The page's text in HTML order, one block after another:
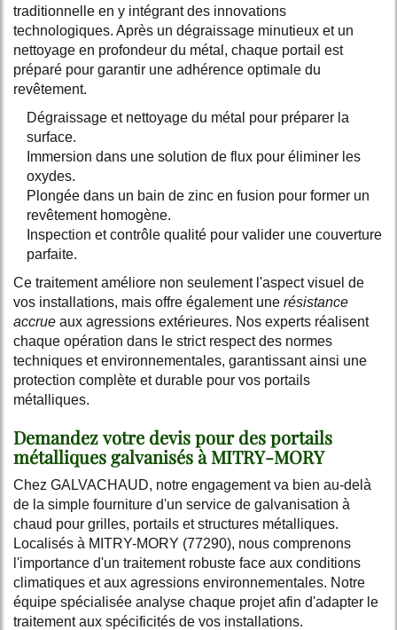
traditionnelle en y intégrant des innovations
technologiques. Après un dégraissage minutieux et un
nettoyage en profondeur du métal, chaque portail est
préparé pour garantir une adhérence optimale du
revêtement.
Dégraissage et nettoyage du métal pour préparer la
surface.
Immersion dans une solution de flux pour éliminer les
oxydes.
Plongée dans un bain de zinc en fusion pour former un
revêtement homogène.
Inspection et contrôle qualité pour valider une couverture
parfaite.
Ce traitement améliore non seulement l'aspect visuel de
vos installations, mais offre également une résistance
accrue aux agressions extérieures. Nos experts réalisent
chaque opération dans le strict respect des normes
techniques et environnementales, garantissant ainsi une
protection complète et durable pour vos portails
métalliques.
Demandez votre devis pour des portails
métalliques galvanisés à MITRY-MORY
Chez GALVACHAUD, notre engagement va bien au-delà
de la simple fourniture d'un service de galvanisation à
chaud pour grilles, portails et structures métalliques.
Localisés à MITRY-MORY (77290), nous comprenons
l'importance d'un traitement robuste face aux conditions
climatiques et aux agressions environnementales. Notre
équipe spécialisée analyse chaque projet afin d'adapter le
traitement aux spécificités de vos installations.